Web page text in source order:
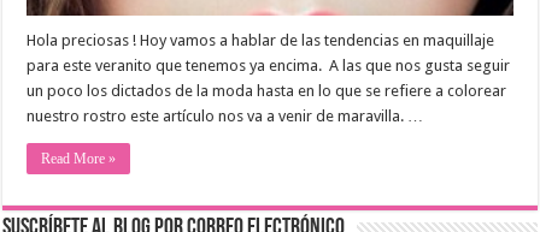
Hola preciosas ! Hoy vamos a hablar de las tendencias en maquillaje
para este veranito que tenemos ya encima. A las que nos gusta seguir
un poco los dictados de la moda hasta en lo que se refiere a colorear
nuestro rostro este artículo nos va a venir de maravilla. …
Read More »